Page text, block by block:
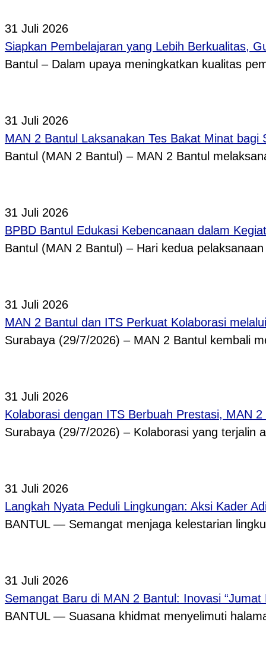
31 Juli 2026
Siapkan Pembelajaran yang Lebih Berkualitas,
Bantul – Dalam upaya meningkatkan kualitas
31 Juli 2026
MAN 2 Bantul Laksanakan Tes Bakat Minat bagi
Bantul (MAN 2 Bantul) – MAN 2 Bantul
31 Juli 2026
BPBD Bantul Edukasi Kebencanaan dalam
Bantul (MAN 2 Bantul) – Hari kedua
31 Juli 2026
MAN 2 Bantul dan ITS Perkuat Kolaborasi
Surabaya (29/7/2026) – MAN 2 Bantul kembali
31 Juli 2026
Kolaborasi dengan ITS Berbuah Prestasi, MAN
Surabaya (29/7/2026) – Kolaborasi yang terjalin
31 Juli 2026
Langkah Nyata Peduli Lingkungan: Aksi Kader
BANTUL — Semangat menjaga kelestarian
31 Juli 2026
Semangat Baru di MAN 2 Bantul: Inovasi
BANTUL — Suasana khidmat menyelimuti